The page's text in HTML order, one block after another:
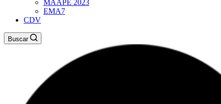
MAAPE 2023
EMA7
CDV
Buscar